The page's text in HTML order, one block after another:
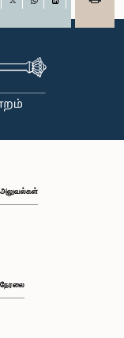
அலுவல்கள்